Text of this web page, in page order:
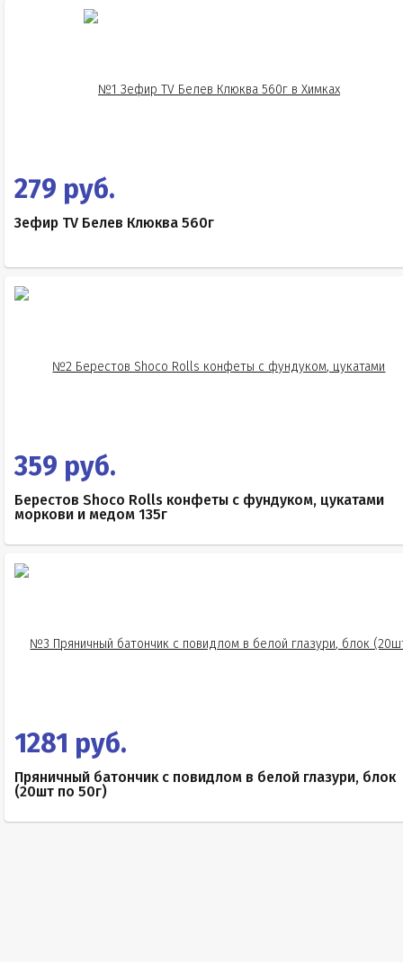
279 руб.
Зефир TV Белев Клюква 560г
359 руб.
Берестов Shoco Rolls конфеты с фундуком, цукатами
моркови и медом 135г
1281 руб.
Пряничный батончик с повидлом в белой глазури, блок
(20шт по 50г)